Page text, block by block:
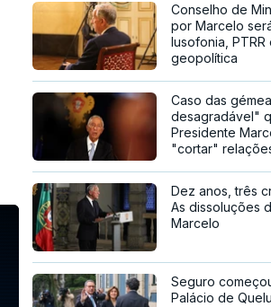
Conselho de
por Marcelo
lusofonia, PTRR
geopolítica
Caso das
desagradável"
Presidente
"cortar"
Dez anos, três
As dissoluções
Marcelo
Seguro
Palácio de